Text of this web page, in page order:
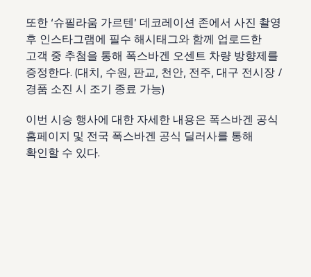
또한 ‘슈필라움 가르텐’ 데코레이션 존에서 사진 촬영
후 인스타그램에 필수 해시태그와 함께 업로드한
고객 중 추첨을 통해 폭스바겐 오센트 차량 방향제를
증정한다. (대치, 수원, 판교, 천안, 전주, 대구 전시장 /
경품 소진 시 조기 종료 가능)
이번 시승 행사에 대한 자세한 내용은 폭스바겐 공식
홈페이지 및 전국 폭스바겐 공식 딜러사를 통해
확인할 수 있다.